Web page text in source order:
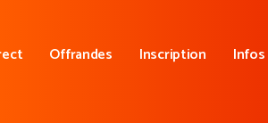
Offrandes Inscription